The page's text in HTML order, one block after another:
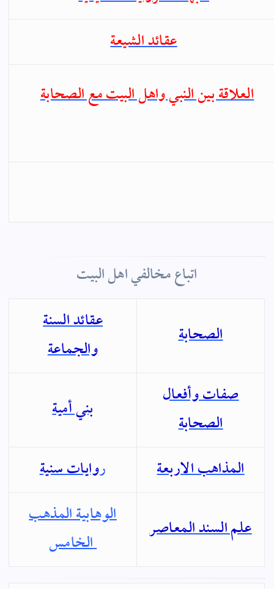
عقائد الشيعة
العلاقة بين النبي واهل البيت مع الصحابة
اتباع مخالفي اهل البيت
عقائد السنة
والجماعة
الصحابة
بني أمية
صفات وأفعال
الصحابة
روايات سنية
المذاهب الاربعة
الوهابية المذهب
الخامس
علم السند المعاصر